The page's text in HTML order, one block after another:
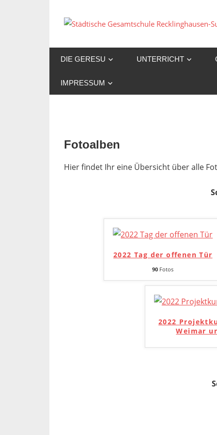
Inhalt
DIE GERESU UNTERRICHT
IMPRESSUM
Fotoalben
Hier findet Ihr eine Übersicht über alle
2022 Tag der offenen Tür
90 Fotos
2022
Weimar